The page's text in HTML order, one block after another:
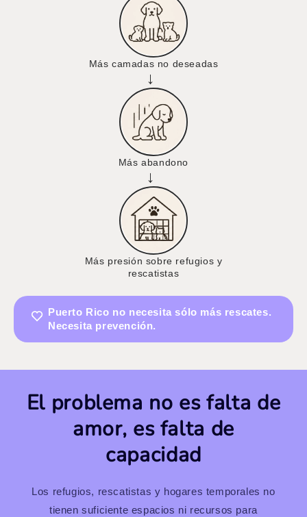
Más camadas no deseadas
→
Más abandono
→
Más presión sobre refugios y
rescatistas
Puerto Rico no necesita sólo más rescates.
Necesita prevención.
El problema no es falta de
amor, es falta de
capacidad
Los refugios, rescatistas y hogares temporales no
tienen suficiente espacios ni recursos para